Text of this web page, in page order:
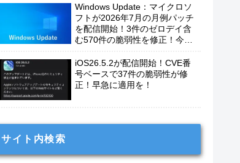
Windows Update：マイクロソ
フトが2026年7月の月例パッチ
を配信開始！3件のゼロデイ含
む570件の脆弱性を修正！今す
iOS26.5.2が配信開始！CVE番
号ベースで37件の脆弱性が修
正！早急に適用を！
サイト内検索